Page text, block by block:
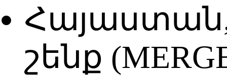
Հայաստան,
շենք